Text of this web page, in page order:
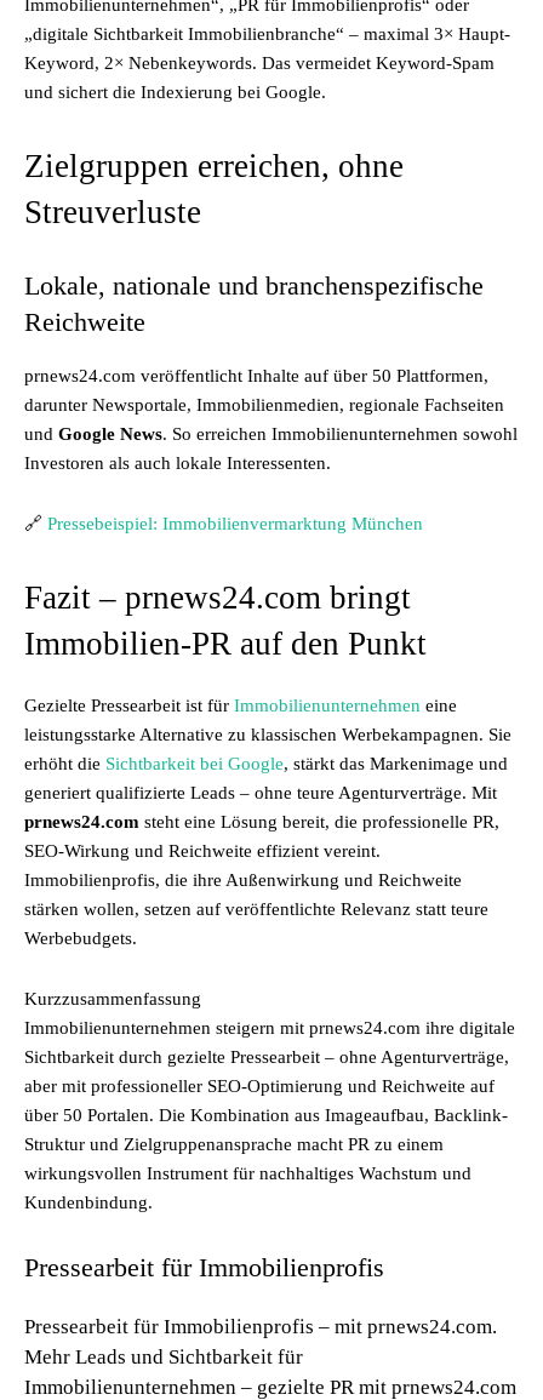
Immobilienunternehmen“, „PR für Immobilienprofis“ oder
„digitale Sichtbarkeit Immobilienbranche“ – maximal 3× Haupt-
Keyword, 2× Nebenkeywords. Das vermeidet Keyword-Spam
und sichert die Indexierung bei Google.
Zielgruppen erreichen, ohne
Streuverluste
Lokale, nationale und branchenspezifische
Reichweite
prnews24.com veröffentlicht Inhalte auf über 50 Plattformen,
darunter Newsportale, Immobilienmedien, regionale Fachseiten
und Google News. So erreichen Immobilienunternehmen sowohl
Investoren als auch lokale Interessenten.
🔗 Pressebeispiel: Immobilienvermarktung München
Fazit – prnews24.com bringt
Immobilien-PR auf den Punkt
Gezielte Pressearbeit ist für Immobilienunternehmen eine
leistungsstarke Alternative zu klassischen Werbekampagnen. Sie
erhöht die Sichtbarkeit bei Google, stärkt das Markenimage und
generiert qualifizierte Leads – ohne teure Agenturverträge. Mit
prnews24.com steht eine Lösung bereit, die professionelle PR,
SEO-Wirkung und Reichweite effizient vereint.
Immobilienprofis, die ihre Außenwirkung und Reichweite
stärken wollen, setzen auf veröffentlichte Relevanz statt teure
Werbebudgets.
Kurzzusammenfassung
Immobilienunternehmen steigern mit prnews24.com ihre digitale
Sichtbarkeit durch gezielte Pressearbeit – ohne Agenturverträge,
aber mit professioneller SEO-Optimierung und Reichweite auf
über 50 Portalen. Die Kombination aus Imageaufbau, Backlink-
Struktur und Zielgruppenansprache macht PR zu einem
wirkungsvollen Instrument für nachhaltiges Wachstum und
Kundenbindung.
Pressearbeit für Immobilienprofis
Pressearbeit für Immobilienprofis – mit prnews24.com.
Mehr Leads und Sichtbarkeit für
Immobilienunternehmen – gezielte PR mit prnews24.com